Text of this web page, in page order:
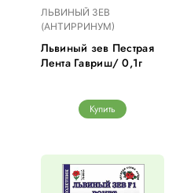
ЛЬВИНЫЙ ЗЕВ
(АНТИРРИНУМ)
Львиный зев Пестрая
Лента Гавриш/ 0,1г
Купить